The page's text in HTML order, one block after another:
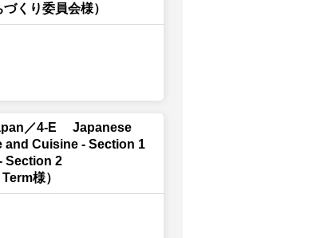
くり委員会様）
／4-E Japanese
Cuisine - Section 1
2
様）